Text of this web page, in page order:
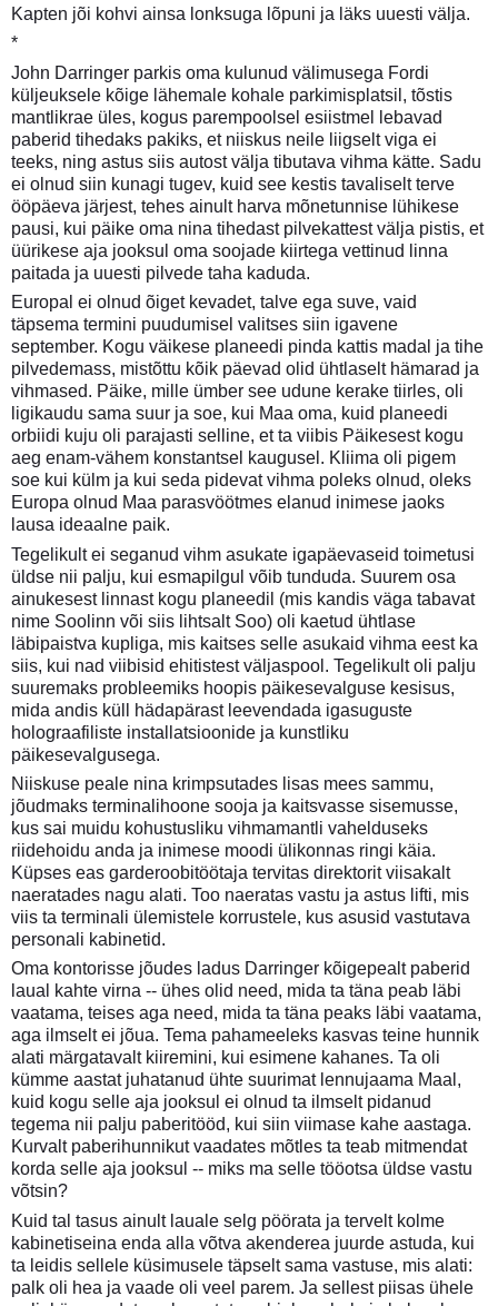
Kapten jõi kohvi ainsa lonksuga lõpuni ja läks uuesti välja.
*
John Darringer parkis oma kulunud välimusega Fordi
küljeuksele kõige lähemale kohale parkimisplatsil, tõstis
mantlikrae üles, kogus parempoolsel esiistmel lebavad
paberid tihedaks pakiks, et niiskus neile liigselt viga ei
teeks, ning astus siis autost välja tibutava vihma kätte. Sadu
ei olnud siin kunagi tugev, kuid see kestis tavaliselt terve
ööpäeva järjest, tehes ainult harva mõnetunnise lühikese
pausi, kui päike oma nina tihedast pilvekattest välja pistis, et
üürikese aja jooksul oma soojade kiirtega vettinud linna
paitada ja uuesti pilvede taha kaduda.
Europal ei olnud õiget kevadet, talve ega suve, vaid
täpsema termini puudumisel valitses siin igavene
september. Kogu väikese planeedi pinda kattis madal ja tihe
pilvedemass, mistõttu kõik päevad olid ühtlaselt hämarad ja
vihmased. Päike, mille ümber see udune kerake tiirles, oli
ligikaudu sama suur ja soe, kui Maa oma, kuid planeedi
orbiidi kuju oli parajasti selline, et ta viibis Päikesest kogu
aeg enam-vähem konstantsel kaugusel. Kliima oli pigem
soe kui külm ja kui seda pidevat vihma poleks olnud, oleks
Europa olnud Maa parasvöötmes elanud inimese jaoks
lausa ideaalne paik.
Tegelikult ei seganud vihm asukate igapäevaseid toimetusi
üldse nii palju, kui esmapilgul võib tunduda. Suurem osa
ainukesest linnast kogu planeedil (mis kandis väga tabavat
nime Soolinn või siis lihtsalt Soo) oli kaetud ühtlase
läbipaistva kupliga, mis kaitses selle asukaid vihma eest ka
siis, kui nad viibisid ehitistest väljaspool. Tegelikult oli palju
suuremaks probleemiks hoopis päikesevalguse kesisus,
mida andis küll hädapärast leevendada igasuguste
holograafiliste installatsioonide ja kunstliku
päikesevalgusega.
Niiskuse peale nina krimpsutades lisas mees sammu,
jõudmaks terminalihoone sooja ja kaitsvasse sisemusse,
kus sai muidu kohustusliku vihmamantli vahelduseks
riidehoidu anda ja inimese moodi ülikonnas ringi käia.
Küpses eas garderoobitöötaja tervitas direktorit viisakalt
naeratades nagu alati. Too naeratas vastu ja astus lifti, mis
viis ta terminali ülemistele korrustele, kus asusid vastutava
personali kabinetid.
Oma kontorisse jõudes ladus Darringer kõigepealt paberid
laual kahte virna -- ühes olid need, mida ta täna peab läbi
vaatama, teises aga need, mida ta täna peaks läbi vaatama,
aga ilmselt ei jõua. Tema pahameeleks kasvas teine hunnik
alati märgatavalt kiiremini, kui esimene kahanes. Ta oli
kümme aastat juhatanud ühte suurimat lennujaama Maal,
kuid kogu selle aja jooksul ei olnud ta ilmselt pidanud
tegema nii palju paberitööd, kui siin viimase kahe aastaga.
Kurvalt paberihunnikut vaadates mõtles ta teab mitmendat
korda selle aja jooksul -- miks ma selle tööotsa üldse vastu
võtsin?
Kuid tal tasus ainult lauale selg pöörata ja tervelt kolme
kabinetiseina enda alla võtva akenderea juurde astuda, kui
ta leidis sellele küsimusele täpselt sama vastuse, mis alati:
palk oli hea ja vaade oli veel parem. Ja sellest piisas ühele